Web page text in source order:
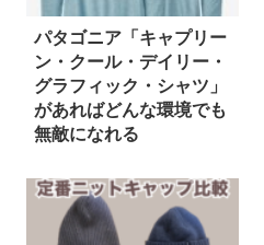
パタゴニア「キャプリー
ン・クール・デイリー・
グラフィック・シャツ」
があればどんな環境でも
無敵になれる